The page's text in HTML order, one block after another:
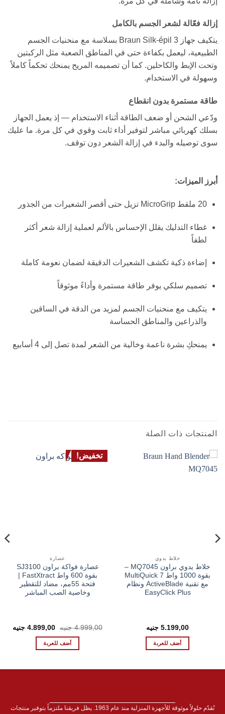
إزالة فعّالة لشعر الجسم بالكامل
يتكيف جهاز Braun Silk-épil 3 بسلاسة مع منحنيات الجسم
الطبيعية، ليعمل بكفاءة حتى في المناطق الصعبة مثل الركبتين
وتحت الإبط والكاحلين. كما أن تصميمه المريح يمنحك تحكماً كاملاً
وسهولة في الاستخدام.
طاقة مستمرة بدون انقطاع
ودّعي الشحن أو ضعف الطاقة أثناء الاستخدام — إذ يعمل الجهاز
بسلك كهربائي مباشر لتوفير أداء ثابت وقوي في كل مرة. ما عليك
سوى توصيله والبدء في إزالة الشعر دون توقف.
أبرز الميزات:
20 ملقط MicroGrip تزيل حتى أقصر الشعيرات من الجذور
غطاء التدليك يقلل الإحساس بالألم لعملية إزالة شعر أكثر
لطفاً
إضاءة ذكية تكشف الشعيرات الدقيقة لضمان نعومة كاملة
تصميم سلكي يوفر طاقة مستمرة وأداءً موثوقاً
يتكيف مع منحنيات الجسم لمزيد من الدقة في الساقين
والذراعين والمناطق الحساسة
يمنحكِ بشرة ناعمة وخالية من الشعر لمدة تصل إلى 4 أسابيع
المنتجات ذات الصلة
خلاط يدوي
خلاط يدوي براون MQ7045 –
بقوة 1000 واط MultiQuick 7
مع تقنية ActiveBlade ونظام
EasyClick Plus
5.199,00 جنيه
أضف للعربة
تخفيض!
عصارة
عصارة فواكة براون SJ3100
فتحة 55مم، مضاد للتقطير
وخاصية الصب المباشر
4.999,00 جنيه السعر
الأصلي
هو:
4.999,00 EGP.
4.899,00 جنيه
أضف للعربة
نُقدّم حلولاً موثوقة للأجهزة المنزلية منذ عام 1963. يظل فريقنا ملتزماً بتوفير منتجات